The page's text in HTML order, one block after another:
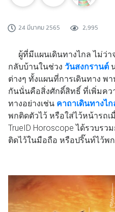
24 มีนาคม 2565 2,995
ผู้ที่มีแผนเดินทางไกล ไม่ว่า
กลับบ้านในช่วง วันสงกรานต์
ต่างๆ ทั้งแผนที่การเดินทาง
กันนั่นคือสิ่งศักดิ์สิทธิ์ ที่เพิ่มคว
ทางอย่างเช่น คาถาเดินทางไก
พกติดตัวไว้ หรือใส่ไว้หน้ารถ
TrueID Horoscope ได้รวบร
ติดไว้ในมือถือ หรือปริ๊นท์ไว้พ